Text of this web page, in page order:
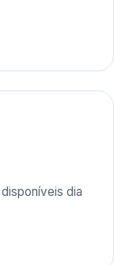
dia